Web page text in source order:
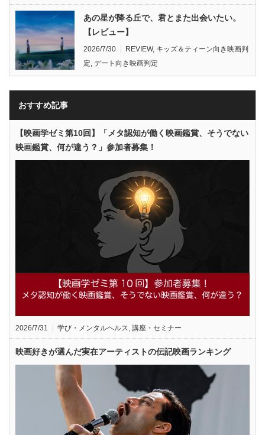
あの星が降る丘で、君とまた出会いたい。
【レビュー】
2026/7/30 REVIEW, キッズ＆ティーン向き映画判
定, デート向き映画判定
おすすめ記事
【映画学ゼミ第10回】「メタ認知が働く映画鑑賞、そうでない
映画鑑賞、何が違う？」参加者募集！
2026/7/31 学び・メンタルヘルス, 講座・セミナー
映画好きが選んだ実在アーティストの伝記映画ランキング